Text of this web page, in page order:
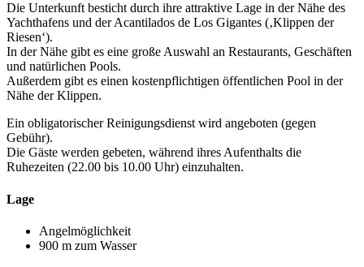
Die Unterkunft besticht durch ihre attraktive Lage in der Nähe des
Yachthafens und der Acantilados de Los Gigantes (‚Klippen der
Riesen‘).
In der Nähe gibt es eine große Auswahl an Restaurants, Geschäften
und natürlichen Pools.
Außerdem gibt es einen kostenpflichtigen öffentlichen Pool in der
Nähe der Klippen.
Ein obligatorischer Reinigungsdienst wird angeboten (gegen
Gebühr).
Die Gäste werden gebeten, während ihres Aufenthalts die
Ruhezeiten (22.00 bis 10.00 Uhr) einzuhalten.
Lage
Angelmöglichkeit
900 m zum Wasser